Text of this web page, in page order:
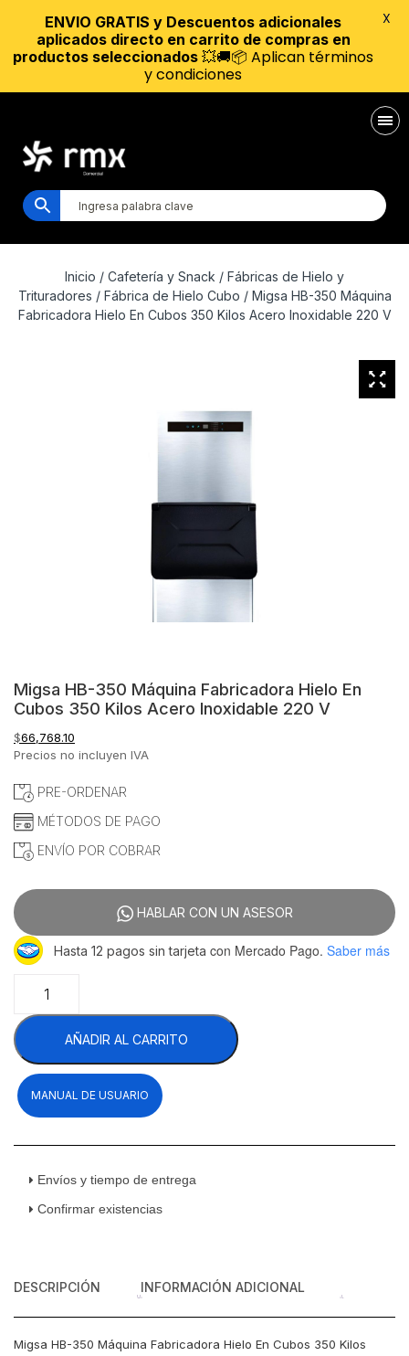
Inicio / Cafetería y Snack / Fábricas de Hielo y
Trituradores / Fábrica de Hielo Cubo / Migsa HB-350 Máquina
Fabricadora Hielo En Cubos 350 Kilos Acero Inoxidable 220 V
Migsa HB-350 Máquina Fabricadora Hielo En
Cubos 350 Kilos Acero Inoxidable 220 V
$66,768.10
Precios no incluyen IVA
PRE-ORDENAR
MÉTODOS DE PAGO
ENVÍO POR COBRAR
HABLAR CON UN ASESOR
Hasta 12 pagos sin tarjeta con Mercado Pago. Saber más
350
Máquina
Fabricadora
Hielo
En
Cubos
Acero
220
AÑADIR AL CARRITO
MANUAL DE USUARIO
Envíos y tiempo de entrega
Confirmar existencias
DESCRIPCIÓN INFORMACIÓN ADICIONAL
Migsa HB-350 Máquina Fabricadora Hielo En Cubos 350 Kilos
ENVIO GRATIS y Descuentos adicionales
aplicados directo en carrito de compras en
productos seleccionados 💥🚚📦 Aplican términos
y condiciones
X